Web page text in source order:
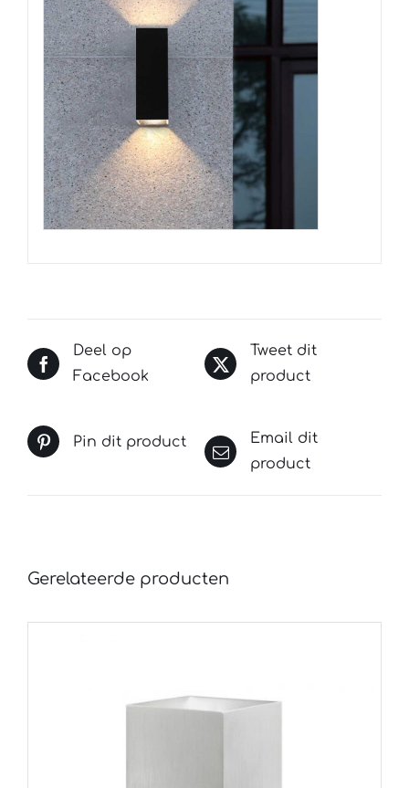
Deel op
Facebook
Tweet dit
product
Pin dit product
Email dit
product
Gerelateerde producten